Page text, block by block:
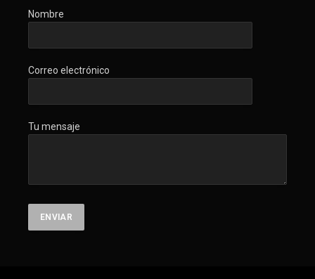
Nombre
Correo electrónico
Tu mensaje